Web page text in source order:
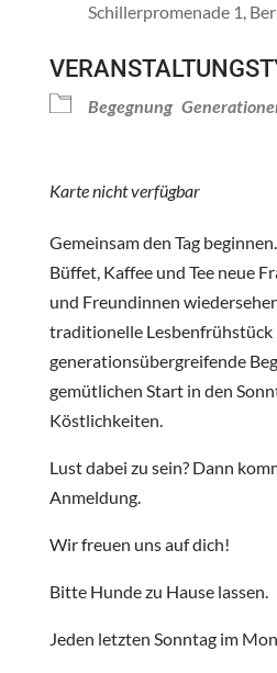
Schillerpromenade 1,
Begegnung
Karte nicht verfügbar
Gemeinsam den Tag
Büffet, Kaffee und Tee neue
und Freundinnen
traditionelle Lesbenfrühstück
generationsübergreifende
gemütlichen Start in den
Köstlichkeiten.
Lust dabei zu sein? Dann
Anmeldung.
Wir freuen uns auf dich!
Bitte Hunde zu Hause lassen.
Jeden letzten Sonntag im